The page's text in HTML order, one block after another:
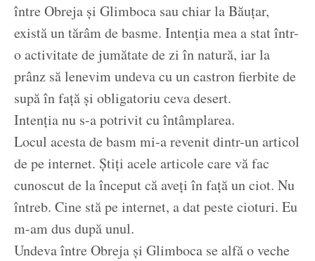
între Obreja și Glimboca sau chiar la Băuțar,
există un tărâm de basme. Intenția mea a stat într-
o activitate de jumătate de zi în natură, iar la
prânz să lenevim undeva cu un castron fierbite de
supă în față și obligatoriu ceva desert.
Intenția nu s-a potrivit cu întâmplarea.
Locul acesta de basm mi-a revenit dintr-un articol
de pe internet. Știți acele articole care vă fac
cunoscut de la început că aveți în față un ciot. Nu
întreb. Cine stă pe internet, a dat peste cioturi. Eu
m-am dus după unul.
Undeva între Obreja și Glimboca se alfă o veche